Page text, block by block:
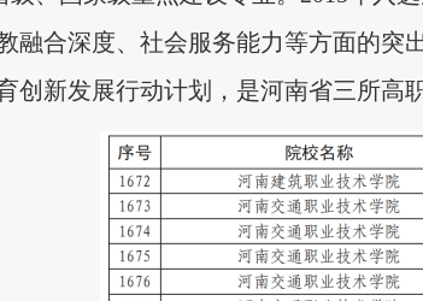
融合深度、社会服务能力等方面的突
创新发展行动计划，是河南省三所高